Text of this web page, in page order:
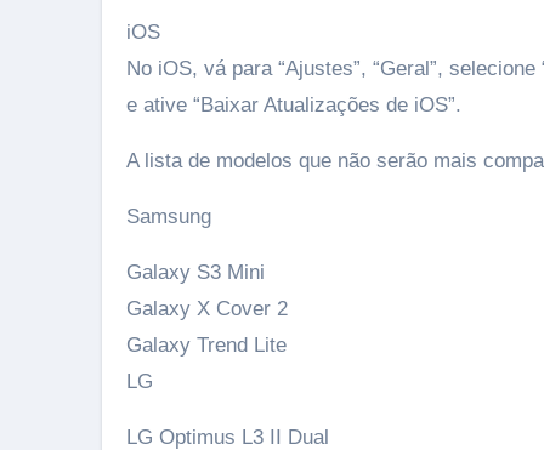
iOS
No iOS, vá para “Ajustes”, “Geral”,
e ative “Baixar Atualizações de iOS”.
A lista de modelos que não serão mais
Samsung
Galaxy S3 Mini
Galaxy X Cover 2
Galaxy Trend Lite
LG
LG Optimus L3 II Dual